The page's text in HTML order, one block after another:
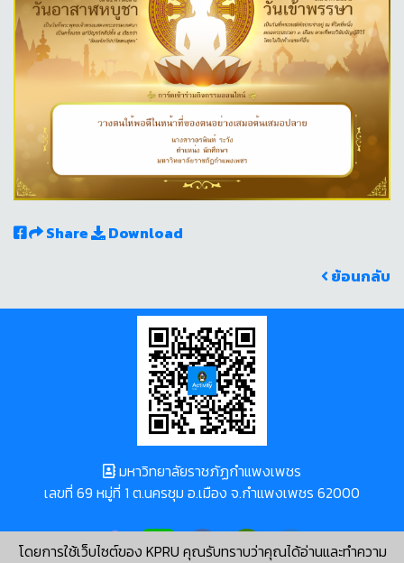
Share
Download
ย้อนกลับ
โดยการใช้เว็บไซต์ของ KPRU คุณรับทราบว่าคุณได้อ่านและทำความ
มหาวิทยาลัยราชภัฏกำแพงเพชร
เลขที่ 69 หมู่ที่ 1 ต.นครชุม อ.เมือง จ.กำแพงเพชร 62000